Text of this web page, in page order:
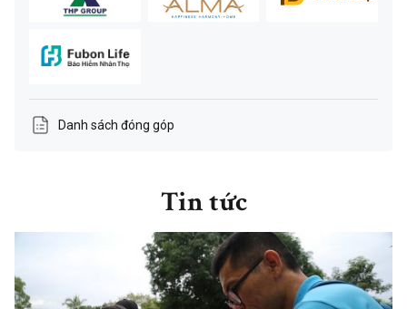
Danh sách đóng góp
Tin tức